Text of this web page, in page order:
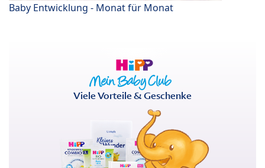
Baby Entwicklung - Monat für Monat
Viele Vorteile & Geschenke